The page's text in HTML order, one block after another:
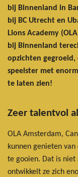
bij Binnenland in
bij BC Utrecht en
Lions Academy
bij Binnenland
opzichten
speelster met
te laten zien!
Zeer talentvol
OLA Amsterdam,
kunnen genieten
te gooien. Dat is niet
ontwikkelt ze zich